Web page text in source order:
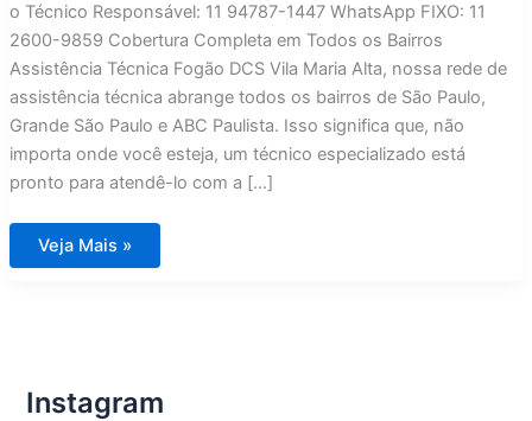
o Técnico Responsável: 11 94787-1447 WhatsApp FIXO: 11
2600-9859 Cobertura Completa em Todos os Bairros
Assistência Técnica Fogão DCS Vila Maria Alta, nossa rede de
assistência técnica abrange todos os bairros de São Paulo,
Grande São Paulo e ABC Paulista. Isso significa que, não
importa onde você esteja, um técnico especializado está
pronto para atendê-lo com a […]
Assistência
Técnica
Veja Mais »
Instagram